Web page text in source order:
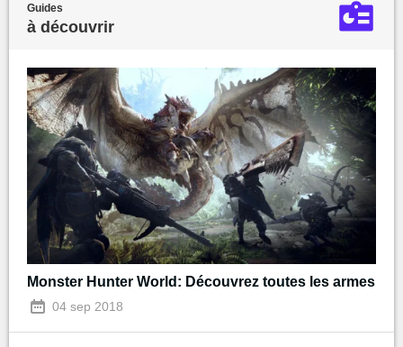
Guides
à découvrir
Monster Hunter World: Découvrez toutes les armes
04 sep 2018